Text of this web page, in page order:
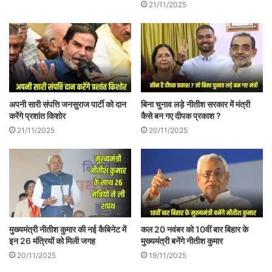
‘लोक’ इसी तंत्र की बात करना, सुनना चाहता है।
लोकतंत्र का, अपने अधिकारों का समर्थक होने के
नाते मैं भी लोकतंत्र की बात करने का ही इच्छुक
रहता हूँ, इच्छुक हूँ।
ये भी पढ़ सकते हैं–जब मतदान था एक पवित्र भाव
आइए अभी चुनाव के इन दिनों में चुनाव के प्रचार-
प्रसार को देखते हुए हम लोकतंत्र की ही बात करते
हैं जिसका महापर्व कहते हैं चुनाव को। आप
समाचारपत्र पढ़ते होंगें, रेडियो, टीवी देखते होंगे।
नेताओं के भाषणों के अंश पढ़ते, सुनते, देखते होंगे। मैं
भी। चुनाव घोषणा पत्र से लेकर चुनावी भाषणों तक
में जिस उदारता से नेता बातें करते हैं, जिस प्रकार
21/11/2025
अपनी सारी संपत्ति जनसुराज पार्टी को दान
करेंगे प्रशांत किशोर
21/11/2025
बिना चुनाव लड़े नीतीश सरकार में मंत्री
कैसे बन गए दीपक प्रकाश ?
20/11/2025
मुख्यमंत्री नीतीश कुमार की नई कैबिनेट में
इन 26 मंत्रियों को मिली जगह
20/11/2025
कल 20 नवंबर को 10वीं बार बिहार के
मुख्यमंत्री बनेंगे नीतीश कुमार
19/11/2025